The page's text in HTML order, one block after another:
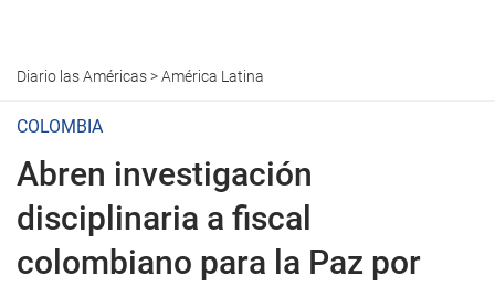
Diario las Américas>América Latina
COLOMBIA
Abren investigación
disciplinaria a fiscal
colombiano para la Paz por